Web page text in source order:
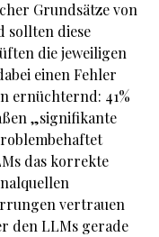
Grundsätze von
sollten diese
die jeweiligen
einen Fehler
ernüchternd: 41%
„signifikante
das korrekte
vertrauen
den LLMs gerade